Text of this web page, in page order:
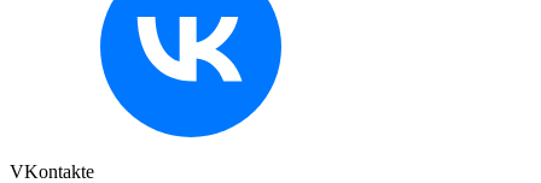
VKontakte